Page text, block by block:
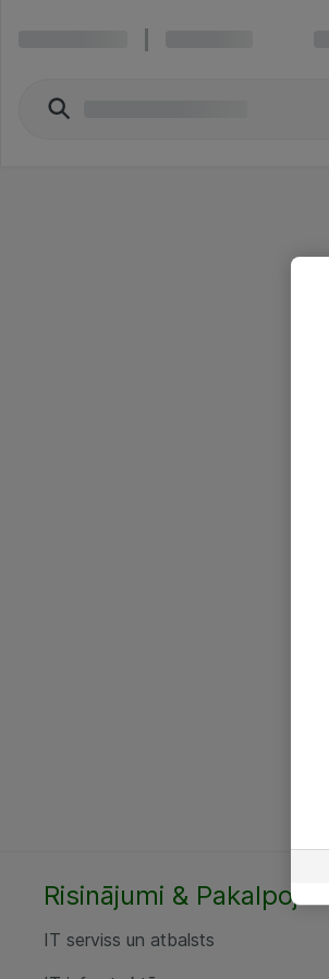
Risinājumi & Pakalpojumi
IT serviss un atbalsts